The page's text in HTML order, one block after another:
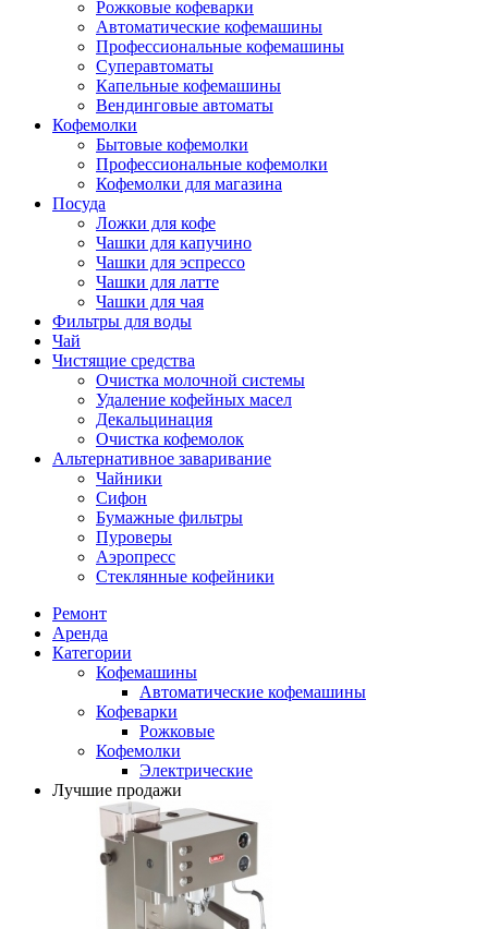
Рожковые кофеварки
Автоматические кофемашины
Профессиональные кофемашины
Суперавтоматы
Капельные кофемашины
Вендинговые автоматы
Кофемолки
Бытовые кофемолки
Профессиональные кофемолки
Кофемолки для магазина
Посуда
Ложки для кофе
Чашки для капучино
Чашки для эспрессо
Чашки для латте
Чашки для чая
Фильтры для воды
Чай
Чистящие средства
Очистка молочной системы
Удаление кофейных масел
Декальцинация
Очистка кофемолок
Альтернативное заваривание
Чайники
Сифон
Бумажные фильтры
Пуроверы
Аэропресс
Стеклянные кофейники
Ремонт
Аренда
Категории
Кофемашины
Автоматические кофемашины
Кофеварки
Рожковые
Кофемолки
Электрические
Лучшие продажи